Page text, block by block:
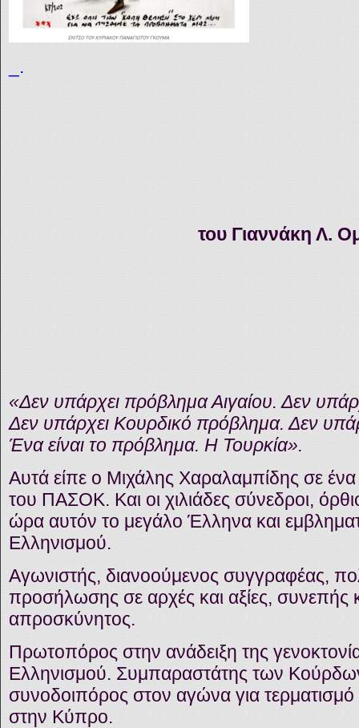
_.
του Γιαννάκη Λ.
«Δεν υπάρχει πρόβλημα Αιγαίου. Δεν
Δεν υπάρχει Κουρδικό πρόβλημα. Δεν
Ένα είναι το πρόβλημα. Η Τουρκία».
Αυτά είπε ο Μιχάλης Χαραλαμπίδης σε
του ΠΑΣΟΚ. Και οι χιλιάδες σύνεδροι,
ώρα αυτόν το μεγάλο Έλληνα και
Ελληνισμού.
Αγωνιστής, διανοούμενος συγγραφέας,
προσήλωσης σε αρχές και αξίες, συνεπής
απροσκύνητος.
Πρωτοπόρος στην ανάδειξη της
Ελληνισμού. Συμπαραστάτης των
συνοδοιπόρος στον αγώνα για τερματισμό
στην Κύπρο.